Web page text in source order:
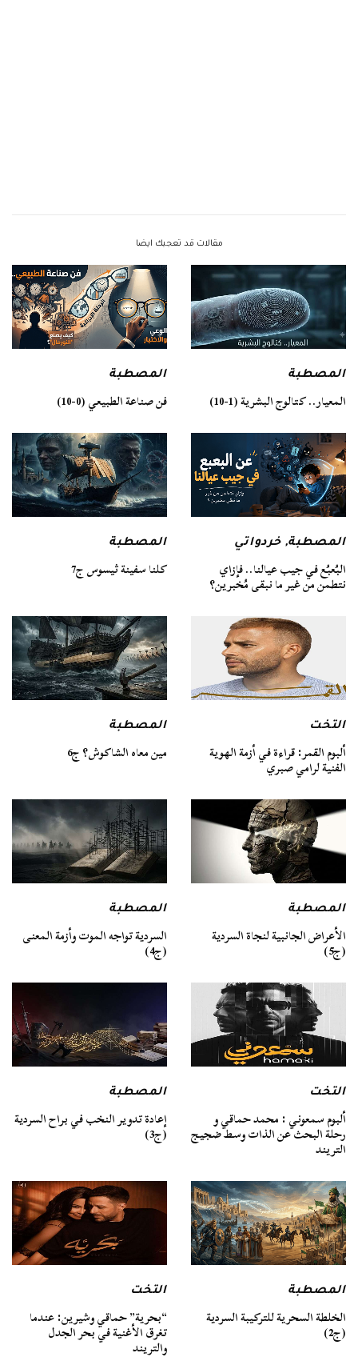
مقالات قد تعجبك ايضا
المصطبة
المعيار.. كتالوج البشرية (1-10)
المصطبة
فن صناعة الطبيعي (0-10)
المصطبة,خردواتي
البُعبُع في جيب عيالنا.. فإزاي
نتطمن من غير ما نبقى مُخبرين؟
المصطبة
كلنا سفينة ثيسوس ج7
التخت
ألبوم القمر: قراءة في أزمة الهوية
الفنية لرامي صبري
المصطبة
مين معاه الشاكوش؟ ج6
المصطبة
الأعراض الجانبية لنجاة السردية
(ج5)
المصطبة
السردية تواجه الموت وأزمة المعنى
(ج4)
التخت
ألبوم سمعوني : محمد حماقي و
رحلة البحث عن الذات وسط ضجيج
التريند
المصطبة
إعادة تدوير النخب في براح السردية
(ج3)
المصطبة
الخلطة السحرية للتركيبة السردية
(ج2)
التخت
“بحرية” حماقي وشيرين: عندما
تغرق الأغنية في بحر الجدل
والتريند